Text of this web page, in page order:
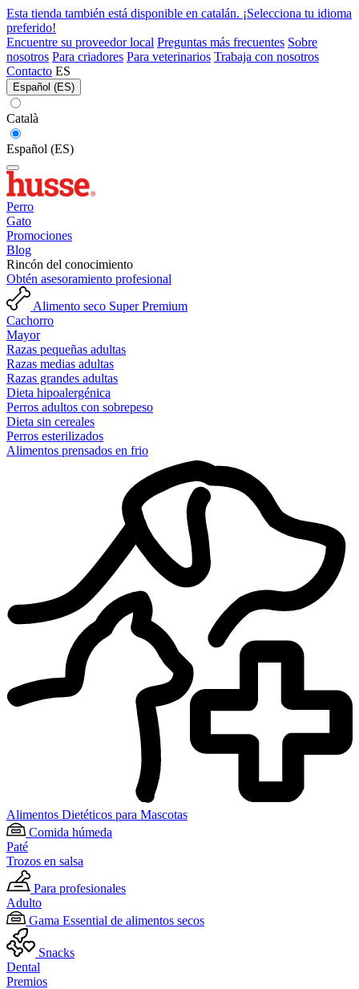
Esta tienda también está disponible en catalán. ¡Selecciona tu idioma
preferido!
Encuentre su proveedor local Preguntas más frecuentes Sobre
nosotros Para criadores Para veterinarios Trabaja con nosotros
Contacto ES
Español (ES)
Català
Español (ES)
Perro
Gato
Promociones
Blog
Rincón del conocimiento
Obtén asesoramiento profesional
Alimento seco Super Premium
Cachorro
Mayor
Razas pequeñas adultas
Razas medias adultas
Razas grandes adultas
Dieta hipoalergénica
Perros adultos con sobrepeso
Dieta sin cereales
Perros esterilizados
Alimentos prensados en frio
Alimentos Dietéticos para Mascotas
Comida húmeda
Paté
Trozos en salsa
Para profesionales
Adulto
Gama Essential de alimentos secos
Snacks
Dental
Premios